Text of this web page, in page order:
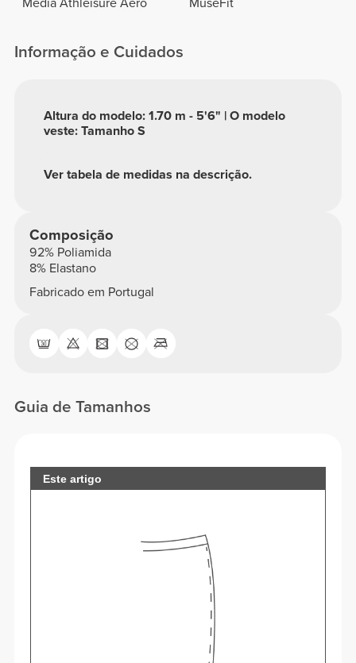
Informação e Cuidados
Ver tabela de medidas na descrição.
Altura do modelo: 1.70 m - 5'6" | O modelo
veste: Tamanho S
Composição
92% Poliamida
8% Elastano
Fabricado em Portugal
Guia de Tamanhos
Este artigo